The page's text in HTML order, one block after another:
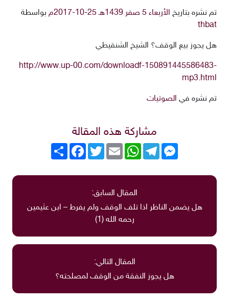
تم نشره بتاريخ الأربعاء 5 صفر 1439هـ 25-10-2017م
بواسطة
thbat
هل يجوز بيع الوقف؟ الشيخ الشنقيطي
http://www.up-00.com/downloadf-150891445586483-
mp3.html
تم نشره في الصوتيات
مشاركة هذه المقالة
انشر
FacebookTwitterEmail
WhatsAppTelegram
Messenger
المقال السابق:
هل يضمن الناظر اذا تلف الوقف ولم يفرط – ابن عثيمين
رحمه الله (1)
المقال التالي:
هل يجوز النفقة من الوقف لمصلحته؟